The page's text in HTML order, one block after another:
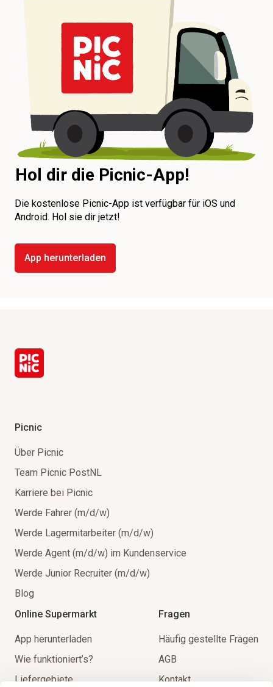
Hol dir die Picnic-App!
Die kostenlose Picnic-App ist verfügbar für iOS und
Android. Hol sie dir jetzt!
App herunterladen
Picnic
Über Picnic
Team Picnic PostNL
Karriere bei Picnic
Werde Fahrer (m/d/w)
Werde Lagermitarbeiter (m/d/w)
Werde Agent (m/d/w) im Kundenservice
Werde Junior Recruiter (m/d/w)
Blog
Online Supermarkt
App herunterladen
Wie funktioniert’s?
Liefergebiete
Fragen
Häufig gestellte Fragen
AGB
Kontakt